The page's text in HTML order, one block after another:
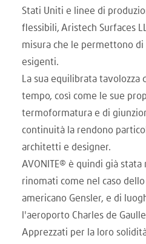
Stati Uniti e linee di
flessibili, Aristech Surfaces
misura che le permettono
esigenti.
La sua equilibrata tavolozza
tempo, così come le sue
termoformatura e di
continuità la rendono
architetti e designer.
AVONITE® è quindi già
rinomati come nel caso
americano Gensler, e di
l'aeroporto Charles de
Apprezzati per la loro